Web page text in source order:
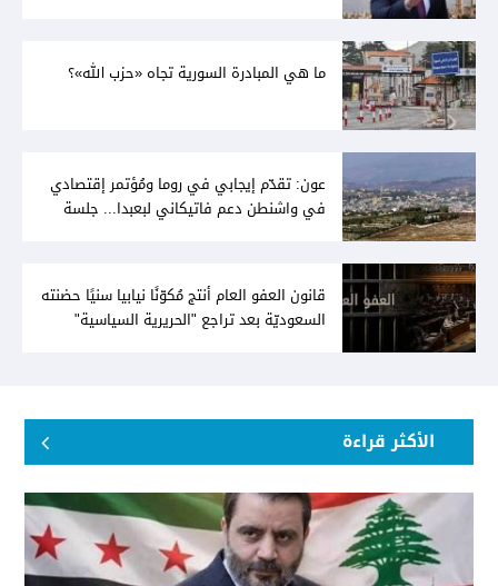
ما هي المبادرة السورية تجاه «حزب الله»؟
عون: تقدّم إيجابي في روما ومُؤتمر إقتصادي
في واشنطن دعم فاتيكاني لبعبدا... جلسة
قانون العفو العام أنتج مُكوّنًا نيابيا سنيًا حضنته
السعوديّة بعد تراجع "الحريرية السياسية"
الأكثر قراءة